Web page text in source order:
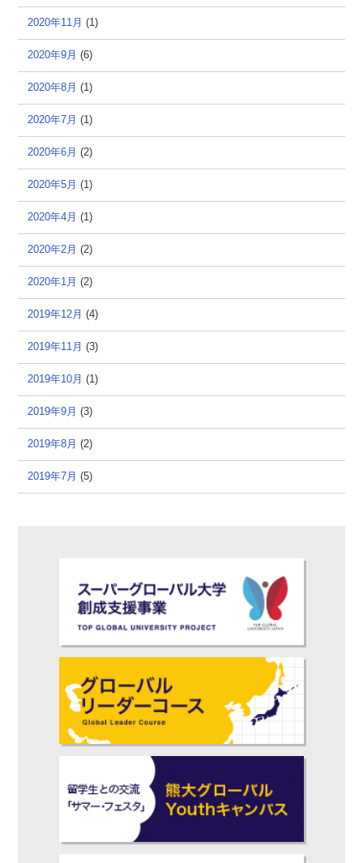
2020年11月 (1)
2020年9月 (6)
2020年8月 (1)
2020年7月 (1)
2020年6月 (2)
2020年5月 (1)
2020年4月 (1)
2020年2月 (2)
2020年1月 (2)
2019年12月 (4)
2019年11月 (3)
2019年10月 (1)
2019年9月 (3)
2019年8月 (2)
2019年7月 (5)